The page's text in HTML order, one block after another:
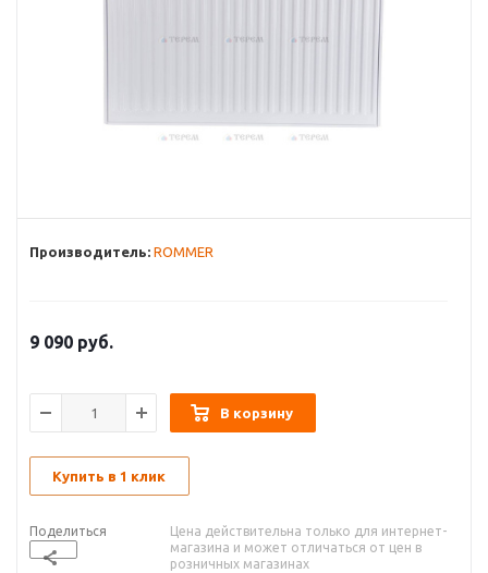
Производитель: ROMMER
9 090 руб.
В корзину
Купить в 1 клик
Поделиться
Цена действительна только для интернет-
магазина и может отличаться от цен в
розничных магазинах